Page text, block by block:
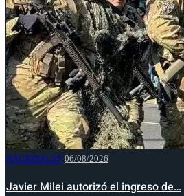
NACIONALES 06/08/2026
Javier Milei autorizó el ingreso de…